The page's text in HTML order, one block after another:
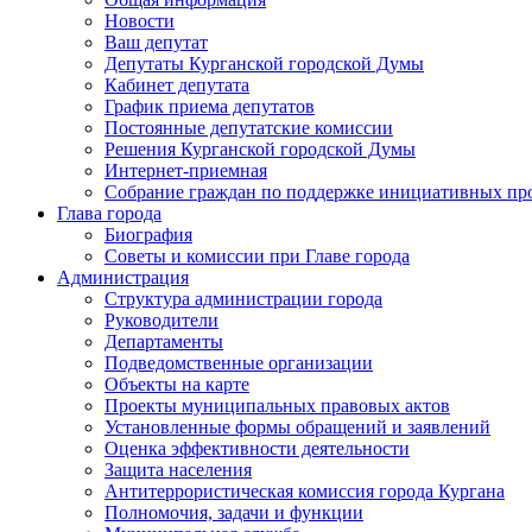
Новости
Ваш депутат
Депутаты Курганской городской Думы
Кабинет депутата
График приема депутатов
Постоянные депутатские комиссии
Решения Курганской городской Думы
Интернет-приемная
Собрание граждан по поддержке инициативных
Глава города
Биография
Советы и комиссии при Главе города
Администрация
Структура администрации города
Руководители
Департаменты
Подведомственные организации
Объекты на карте
Проекты муниципальных правовых актов
Установленные формы обращений и заявлений
Оценка эффективности деятельности
Защита населения
Антитеррористическая комиссия города Кургана
Полномочия, задачи и функции